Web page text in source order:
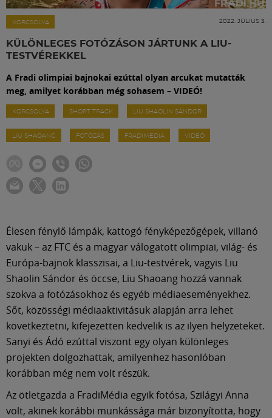
KORCSOLYA 2022. JÚLIUS 3.
KÜLÖNLEGES FOTÓZÁSON JÁRTUNK A LIU-
TESTVÉREKKEL
A Fradi olimpiai bajnokai ezúttal olyan arcukat mutatták
meg, amilyet korábban még sohasem – VIDEÓ!
KORCSOLYA SHORT TRACK LIU SHAOLIN SÁNDOR
LIU SHAOANG FOTÓZÁS FRADIMEDIA VIDEÓ
Élesen fénylő lámpák, kattogó fényképezőgépek, villanó
vakuk – az FTC és a magyar válogatott olimpiai, világ- és
Európa-bajnok klasszisai, a Liu-testvérek, vagyis Liu
Shaolin Sándor és öccse, Liu Shaoang hozzá vannak
szokva a fotózásokhoz és egyéb médiaeseményekhez.
Sőt, közösségi médiaaktivitásuk alapján arra lehet
következtetni, kifejezetten kedvelik is az ilyen helyzeteket.
Sanyi és Ádó ezúttal viszont egy olyan különleges
projekten dolgozhattak, amilyenhez hasonlóban
korábban még nem volt részük.
Az ötletgazda a FradiMédia egyik fotósa, Szilágyi Anna
volt, akinek korábbi munkássága már bizonyította, hogy
Labdarúgás
Meccscenter
Klub
Szolgáltatások
Közösség
Múzeum
English